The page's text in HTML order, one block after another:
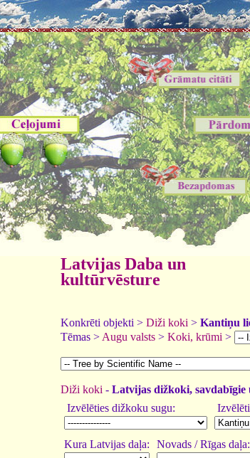
Latvijas Daba un
kultūrvēsture
Konkrēti objekti > Diži koki > Kantiņu
Tēmas > Augu valsts > Koki, krūmi >
Diži koki - Latvijas dižkoki,
Izvēlēties dižkoku sugu:
Kura Latvijas daļa: Novads / Rīgas daļa: